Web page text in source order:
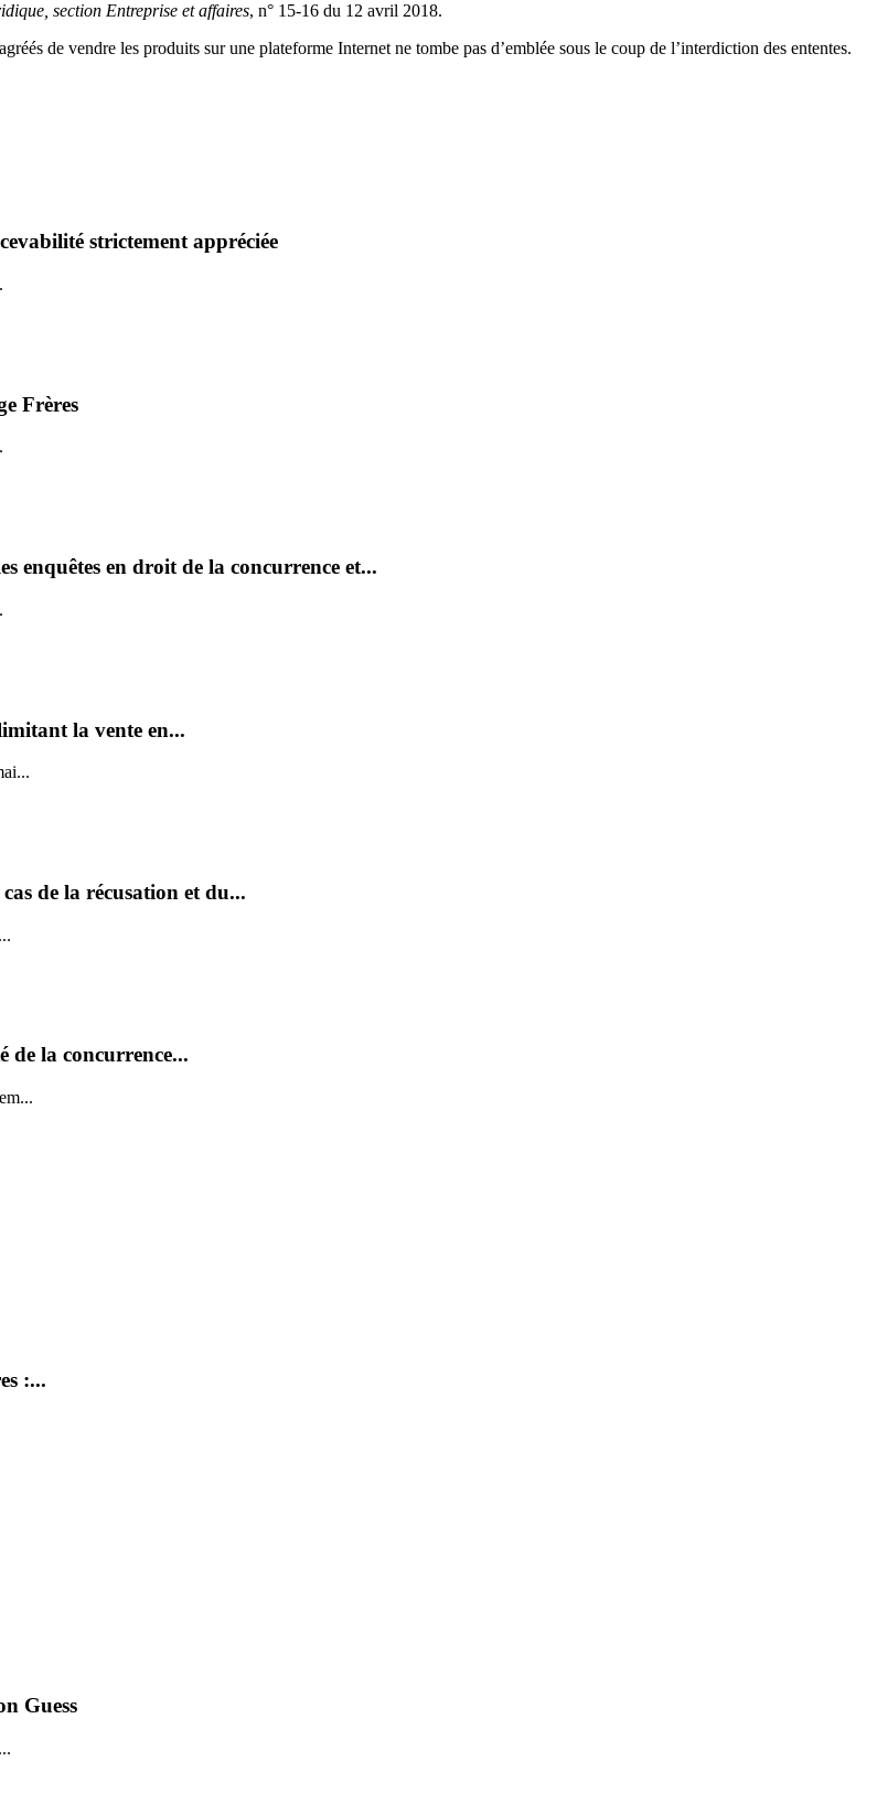
section Entreprise et affaires, n° 15-16 du 12 avril 2018.
de vendre les produits sur une plateforme Internet ne tombe pas d’emblée sous le coup de l’interdiction des ententes.
strictement appréciée
Frères
enquêtes en droit de la concurrence et...
la vente en...
de la récusation et du...
de la concurrence...
:...
Guess